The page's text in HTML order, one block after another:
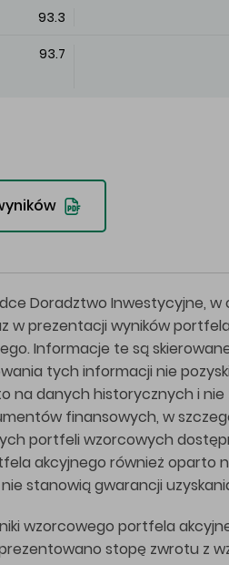
93.3
93.7
Doradztwo Inwestycyjne,
w prezentacji wyników
Informacje te są
tych informacji nie
danych historycznych i
finansowych, w
portfeli wzorcowych
akcyjnego również oparto
stanowią gwarancji
wzorcowego portfela
stopę zwrotu z